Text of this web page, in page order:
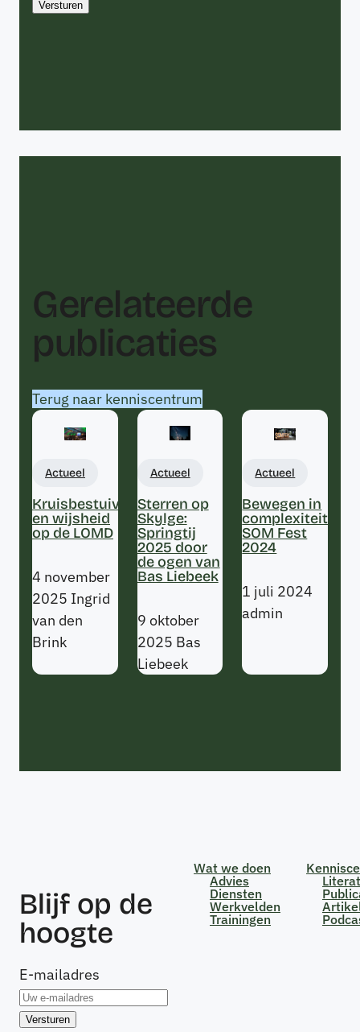
Gerelateerde
publicaties
Terug naar kenniscentrum
Actueel
Kruisbestuiving
en wijsheid
op de LOMD
4 november
2025 Ingrid
van den
Brink
Actueel
Sterren op
Skylge:
Springtij
2025 door
de ogen van
Bas Liebeek
9 oktober
2025 Bas
Liebeek
Actueel
Bewegen in
complexiteit:
SOM Fest
2024
1 juli 2024
admin
Blijf op de
hoogte
E-mailadres
Wat we doen
Advies
Diensten
Werkvelden
Trainingen